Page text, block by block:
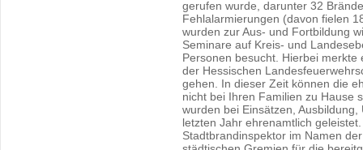
gerufen wurde, darunter 32
Fehlalarmierungen (davon fielen
wurden zur Aus- und Fortbildung
Seminare auf Kreis- und
Personen besucht. Hierbei
der Hessischen
gehen. In dieser Zeit können die
nicht bei Ihren Familien zu Hause
wurden bei Einsätzen,
letzten Jahr ehrenamtlich
Stadtbrandinspektor im Namen